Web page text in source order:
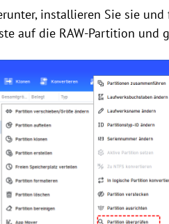
installieren Sie sie
auf die RAW-Partition und